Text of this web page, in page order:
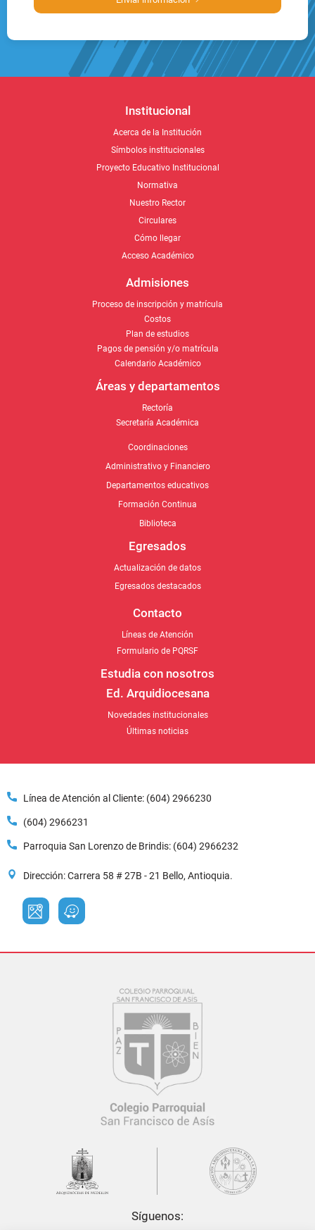
Institucional
Acerca de la Institución
Símbolos institucionales
Proyecto Educativo Institucional
Normativa
Nuestro Rector
Circulares
Cómo llegar
Acceso Académico
Admisiones
Proceso de inscripción y matrícula
Costos
Plan de estudios
Pagos de pensión y/o matrícula
Calendario Académico
Áreas y departamentos
Rectoría
Secretaría Académica
Coordinaciones
Administrativo y Financiero
Departamentos educativos
Formación Continua
Biblioteca
Egresados
Actualización de datos
Egresados destacados
Contacto
Líneas de Atención
Formulario de PQRSF
Estudia con nosotros
Ed. Arquidiocesana
Novedades institucionales
Últimas noticias
Línea de Atención al Cliente: (604) 2966230
(604) 2966231
Parroquia San Lorenzo de Brindis: (604) 2966232
Dirección: Carrera 58 # 27B - 21 Bello, Antioquia.
Síguenos: